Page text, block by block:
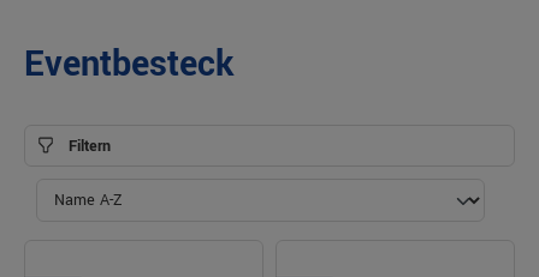
Eventbesteck
Filtern